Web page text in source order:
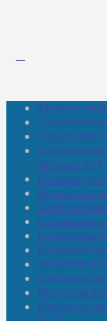
Бабаевская
филиал № 7